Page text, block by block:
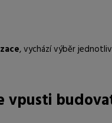
, vychází výběr
vpusti